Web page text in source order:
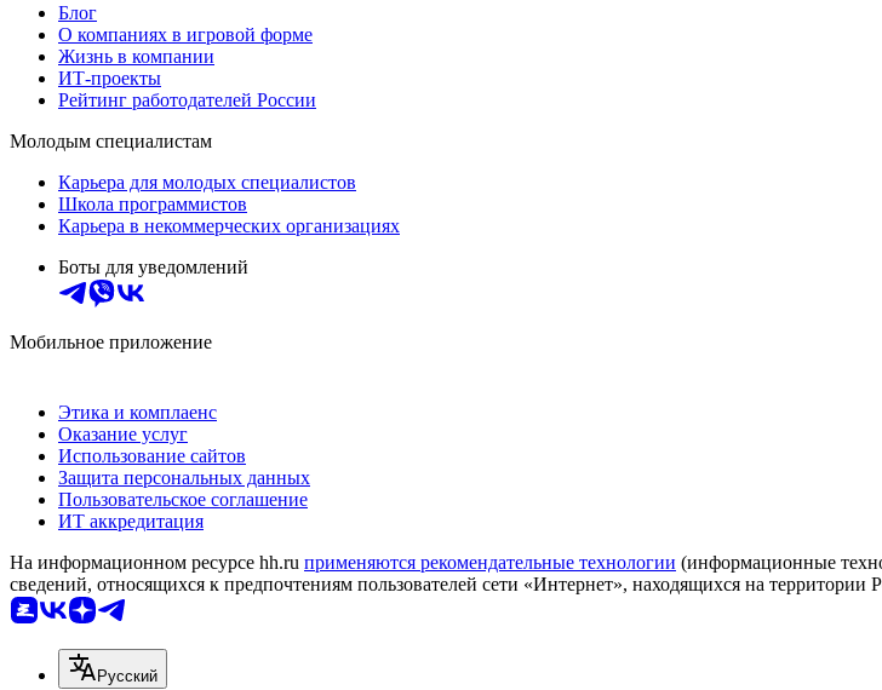
Блог
О компаниях в игровой форме
Жизнь в компании
ИТ-проекты
Рейтинг работодателей России
Молодым специалистам
Карьера для молодых специалистов
Школа программистов
Карьера в некоммерческих организациях
Боты для уведомлений
Мобильное приложение
Этика и комплаенс
Оказание услуг
Использование сайтов
Защита персональных данных
Пользовательское соглашение
ИТ аккредитация
На информационном ресурсе hh.ru применяются рекомендательные технологии (информационные
сведений, относящихся к предпочтениям пользователей сети «Интернет», находящихся на территории
Русский